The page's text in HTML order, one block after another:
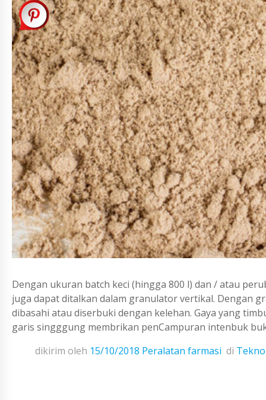
Dengan ukuran batch keci (hingga 800 l) dan / atau
juga dapat ditalkan dalam granulator vertikal. Dengan
dibasahi atau diserbuki dengan kelehan. Gaya yang
garis singggung membrikan penCampuran intenbuk
dikirim oleh 15/10/2018 Peralatan farmasi di